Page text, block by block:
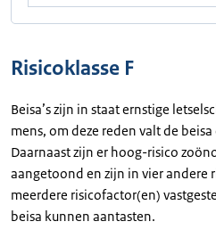
Risicoklasse F
Beisa’s zijn in staat ernstige
mens, om deze reden valt de beisa
Daarnaast zijn er hoog-risico
aangetoond en zijn in vier andere
meerdere risicofactor(en)
beisa kunnen aantasten.